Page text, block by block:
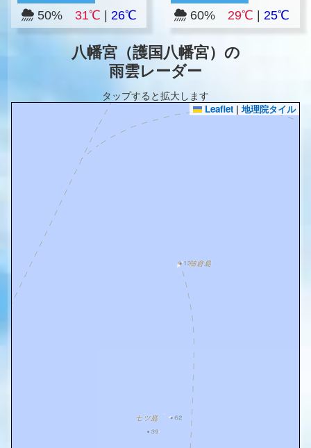
50% 31℃ 26℃ 60% 29℃ |25℃
八幡宮（護国八幡宮）の
雨雲レーダー
タップすると拡大します
Leaflet | 地理院タイル